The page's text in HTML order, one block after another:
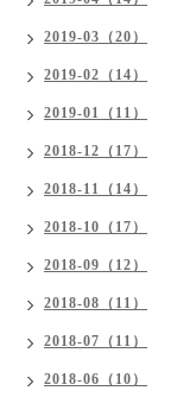
2019-03（20）
2019-02（14）
2019-01（11）
2018-12（17）
2018-11（14）
2018-10（17）
2018-09（12）
2018-08（11）
2018-07（11）
2018-06（10）